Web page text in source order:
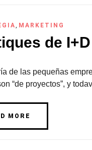
, MARKETING
de
de las pequeñas
“de proyectos”, y
MORE